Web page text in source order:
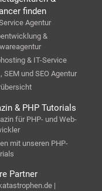
finden
Agentur
&
& IT-Service
SEM und SEO Agentur
& PHP Tutorials
für PHP- und Web-
mit unseren PHP-
Partner
|